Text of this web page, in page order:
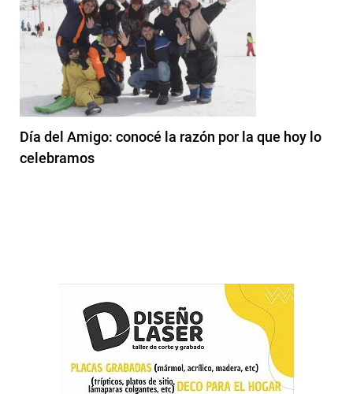
Día del Amigo: conocé la razón por la que hoy lo
celebramos